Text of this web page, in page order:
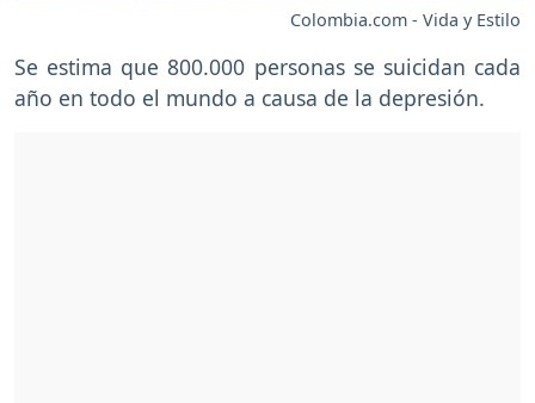
Colombia.com - Vida y Estilo
Se estima que 800.000 personas se suicidan cada
año en todo el mundo a causa de la depresión.